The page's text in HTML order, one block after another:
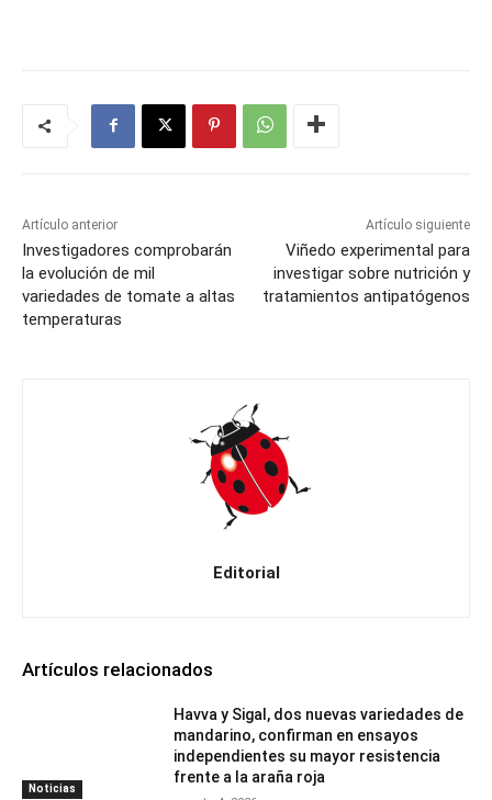
Artículo anterior
Investigadores comprobarán
la evolución de mil
variedades de tomate a altas
temperaturas
Artículo siguiente
Viñedo experimental para
investigar sobre nutrición y
tratamientos antipatógenos
Editorial
Artículos relacionados
Noticias
Havva y Sigal, dos nuevas variedades de
mandarino, confirman en ensayos
independientes su mayor resistencia
frente a la araña roja